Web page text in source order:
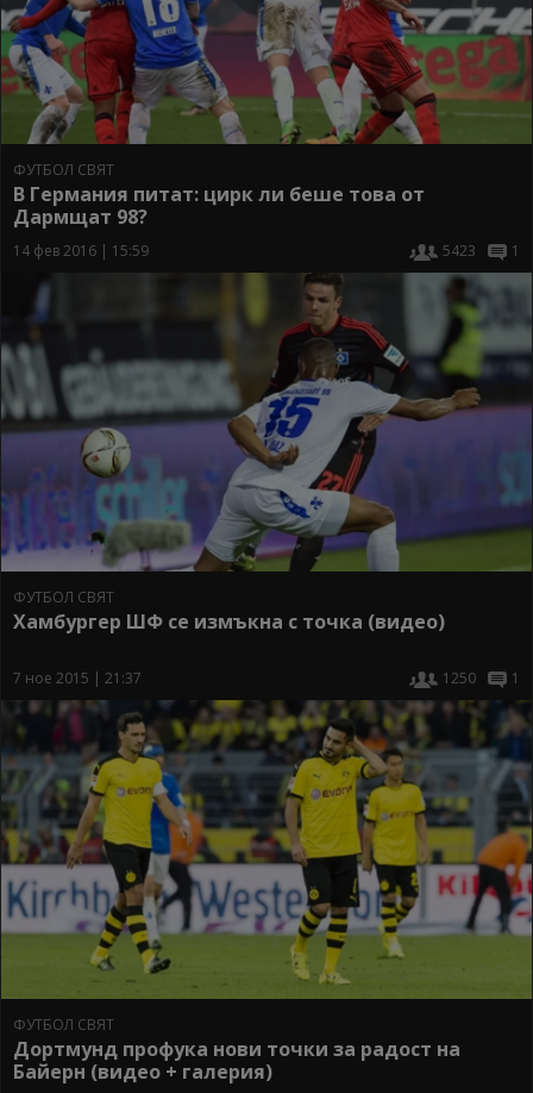
ФУТБОЛ СВЯТ
В Германия питат: цирк ли беше това от
Дармщат 98?
14 фев 2016 | 15:59 5423 1
ФУТБОЛ СВЯТ
Хамбургер ШФ се измъкна с точка (видео)
7 ное 2015 | 21:37 1250 1
ФУТБОЛ СВЯТ
Дортмунд профука нови точки за радост на
Байерн (видео + галерия)